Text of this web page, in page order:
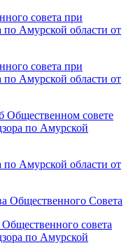
совета при
по Амурской области от
совета при
по Амурской области от
Общественном совете
по Амурской
по Амурской области от
Общественного Совета
совета
по Амурской